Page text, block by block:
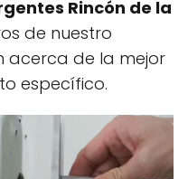
Rincón de la
de nuestro
acerca de la mejor
específico.